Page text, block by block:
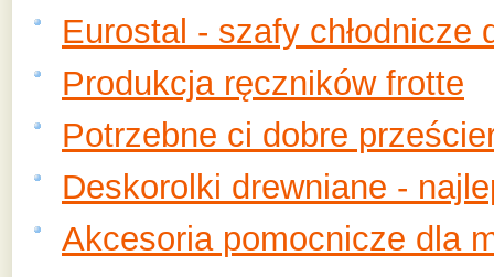
Eurostal - szafy chłodnicze
Produkcja ręczników frotte
Potrzebne ci dobre
Deskorolki drewniane -
Akcesoria pomocnicze dla